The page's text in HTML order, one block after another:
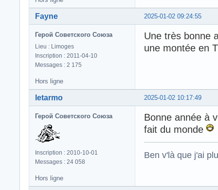
2025-01-02 09:24:55
Fayne
Герой Советского Союза
Lieu : Limoges
Inscription : 2011-04-10
Messages : 2 175
Une très bonne
une montée en
Hors ligne
2025-01-02 10:17:49
letarmo
Герой Советского Союза
Inscription : 2010-10-01
Messages : 24 058
Bonne année à
fait du monde
Ben v'là que j'ai
Hors ligne